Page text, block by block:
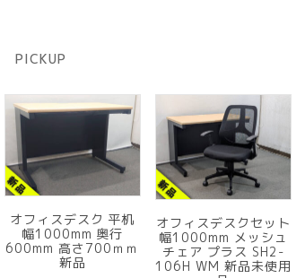
PICKUP
オフィスデスク 平机
幅1000mm 奥行
600mm 高さ700ｍｍ
新品
オフィスデスクセット
幅1000mm メッシュ
チェア プラス SH2-
106H WM 新品未使用